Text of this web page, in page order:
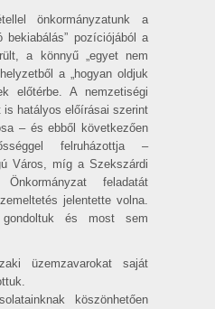
önkormányzatunk a
bekiabálás” pozíciójából a
a könnyű „egyet nem
a „hogyan oldjuk
előtérbe. A nemzetiségi
hatályos előírásai szerint
– és ebből következően
felruházottja –
Város, míg a Szekszárdi
feladatát
jelentette volna.
és most sem
üzemzavarokat saját
köszönhetően